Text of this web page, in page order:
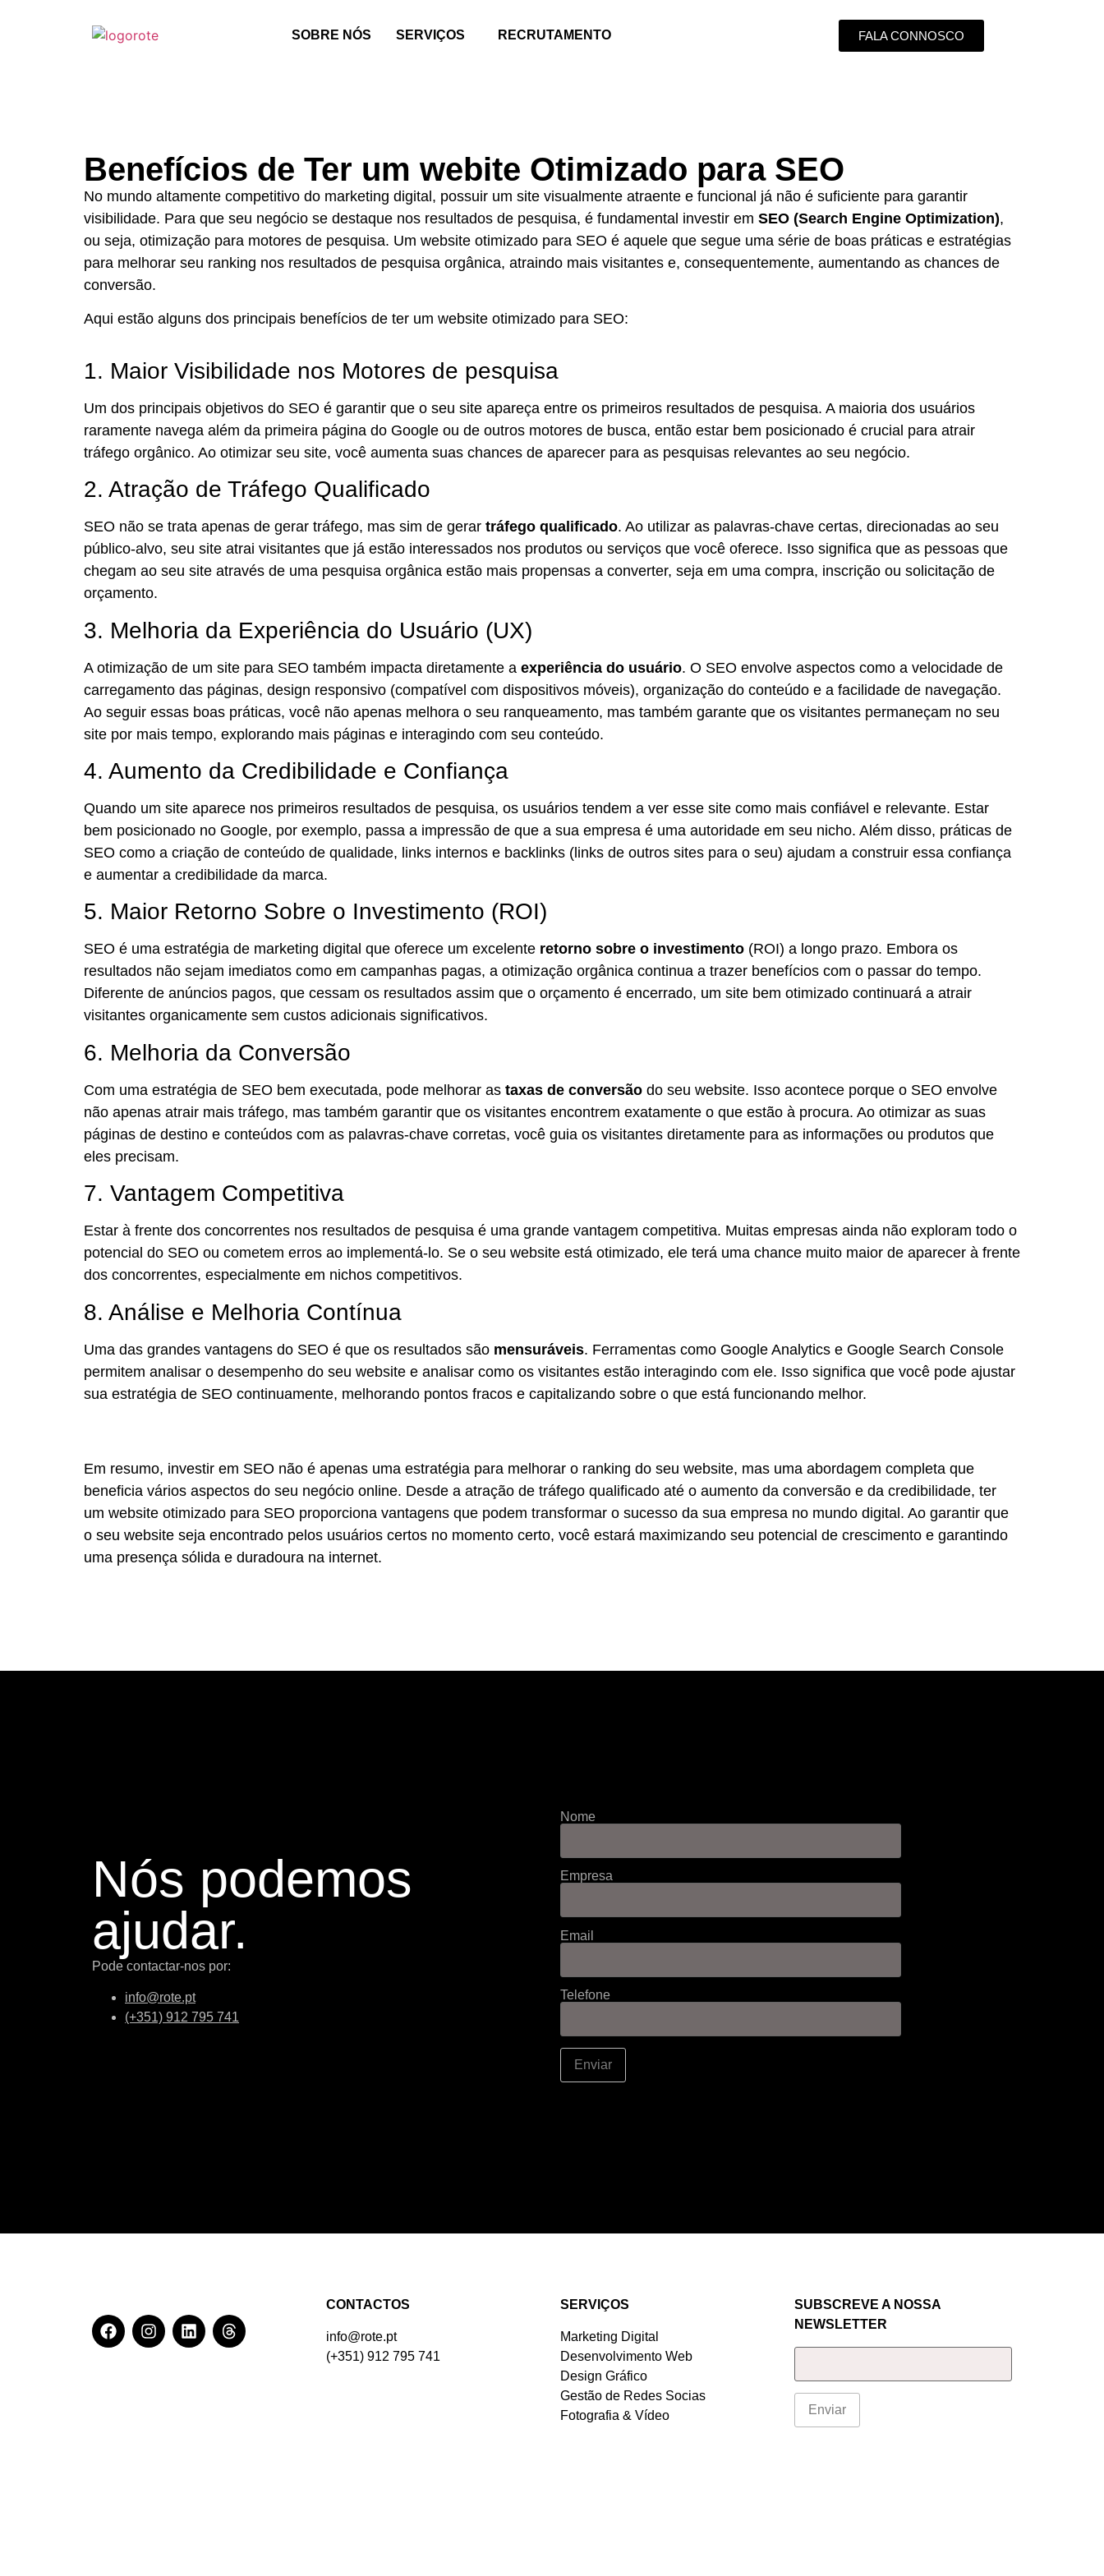
SOBRE NÓS SERVIÇOS RECRUTAMENTO FALA CONNOSCO
Benefícios de Ter um webite Otimizado para SEO
No mundo altamente competitivo do marketing digital, possuir um site visualmente atraente e funcional já não é suficiente para garantir
visibilidade. Para que seu negócio se destaque nos resultados de pesquisa, é fundamental investir em SEO (Search Engine Optimization),
ou seja, otimização para motores de pesquisa. Um website otimizado para SEO é aquele que segue uma série de boas práticas e estratégias
para melhorar seu ranking nos resultados de pesquisa orgânica, atraindo mais visitantes e, consequentemente, aumentando as chances de
conversão.
Aqui estão alguns dos principais benefícios de ter um website otimizado para SEO:
1. Maior Visibilidade nos Motores de pesquisa
Um dos principais objetivos do SEO é garantir que o seu site apareça entre os primeiros resultados de pesquisa. A maioria dos usuários
raramente navega além da primeira página do Google ou de outros motores de busca, então estar bem posicionado é crucial para atrair
tráfego orgânico. Ao otimizar seu site, você aumenta suas chances de aparecer para as pesquisas relevantes ao seu negócio.
2. Atração de Tráfego Qualificado
SEO não se trata apenas de gerar tráfego, mas sim de gerar tráfego qualificado. Ao utilizar as palavras-chave certas, direcionadas ao seu
público-alvo, seu site atrai visitantes que já estão interessados nos produtos ou serviços que você oferece. Isso significa que as pessoas que
chegam ao seu site através de uma pesquisa orgânica estão mais propensas a converter, seja em uma compra, inscrição ou solicitação de
orçamento.
3. Melhoria da Experiência do Usuário (UX)
A otimização de um site para SEO também impacta diretamente a experiência do usuário. O SEO envolve aspectos como a velocidade de
carregamento das páginas, design responsivo (compatível com dispositivos móveis), organização do conteúdo e a facilidade de navegação.
Ao seguir essas boas práticas, você não apenas melhora o seu ranqueamento, mas também garante que os visitantes permaneçam no seu
site por mais tempo, explorando mais páginas e interagindo com seu conteúdo.
4. Aumento da Credibilidade e Confiança
Quando um site aparece nos primeiros resultados de pesquisa, os usuários tendem a ver esse site como mais confiável e relevante. Estar
bem posicionado no Google, por exemplo, passa a impressão de que a sua empresa é uma autoridade em seu nicho. Além disso, práticas de
SEO como a criação de conteúdo de qualidade, links internos e backlinks (links de outros sites para o seu) ajudam a construir essa confiança
e aumentar a credibilidade da marca.
5. Maior Retorno Sobre o Investimento (ROI)
SEO é uma estratégia de marketing digital que oferece um excelente retorno sobre o investimento (ROI) a longo prazo. Embora os
resultados não sejam imediatos como em campanhas pagas, a otimização orgânica continua a trazer benefícios com o passar do tempo.
Diferente de anúncios pagos, que cessam os resultados assim que o orçamento é encerrado, um site bem otimizado continuará a atrair
visitantes organicamente sem custos adicionais significativos.
6. Melhoria da Conversão
Com uma estratégia de SEO bem executada, pode melhorar as taxas de conversão do seu website. Isso acontece porque o SEO envolve
não apenas atrair mais tráfego, mas também garantir que os visitantes encontrem exatamente o que estão à procura. Ao otimizar as suas
páginas de destino e conteúdos com as palavras-chave corretas, você guia os visitantes diretamente para as informações ou produtos que
eles precisam.
7. Vantagem Competitiva
Estar à frente dos concorrentes nos resultados de pesquisa é uma grande vantagem competitiva. Muitas empresas ainda não exploram todo o
potencial do SEO ou cometem erros ao implementá-lo. Se o seu website está otimizado, ele terá uma chance muito maior de aparecer à frente
dos concorrentes, especialmente em nichos competitivos.
8. Análise e Melhoria Contínua
Uma das grandes vantagens do SEO é que os resultados são mensuráveis. Ferramentas como Google Analytics e Google Search Console
permitem analisar o desempenho do seu website e analisar como os visitantes estão interagindo com ele. Isso significa que você pode ajustar
sua estratégia de SEO continuamente, melhorando pontos fracos e capitalizando sobre o que está funcionando melhor.
Em resumo, investir em SEO não é apenas uma estratégia para melhorar o ranking do seu website, mas uma abordagem completa que
beneficia vários aspectos do seu negócio online. Desde a atração de tráfego qualificado até o aumento da conversão e da credibilidade, ter
um website otimizado para SEO proporciona vantagens que podem transformar o sucesso da sua empresa no mundo digital. Ao garantir que
o seu website seja encontrado pelos usuários certos no momento certo, você estará maximizando seu potencial de crescimento e garantindo
uma presença sólida e duradoura na internet.
Nós podemos
ajudar.
Pode contactar-nos por:
info@rote.pt
(+351) 912 795 741
Nome
Empresa
Email
Telefone
CONTACTOS
info@rote.pt
(+351) 912 795 741
SERVIÇOS
Marketing Digital
Desenvolvimento Web
Design Gráfico
Gestão de Redes Socias
Fotografia & Vídeo
SUBSCREVE A NOSSA
NEWSLETTER